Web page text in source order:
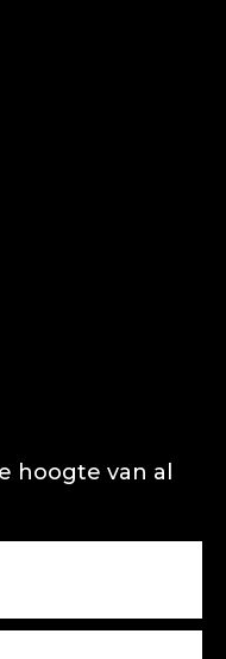
hoogte van al